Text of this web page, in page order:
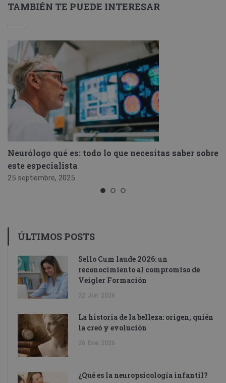
TAMBIÉN TE PUEDE INTERESAR
Neurólogo qué es: todo lo que necesitas saber sobre
este especialista
25 septiembre, 2025
ÚLTIMOS POSTS
Sello Cum laude 2026: un
reconocimiento al compromiso de
Veigler Formación
22 Jun 2026
La historia de la belleza: origen, quién
la creó y evolución
26 Ene 2026
¿Qué es la neuropsicología infantil?